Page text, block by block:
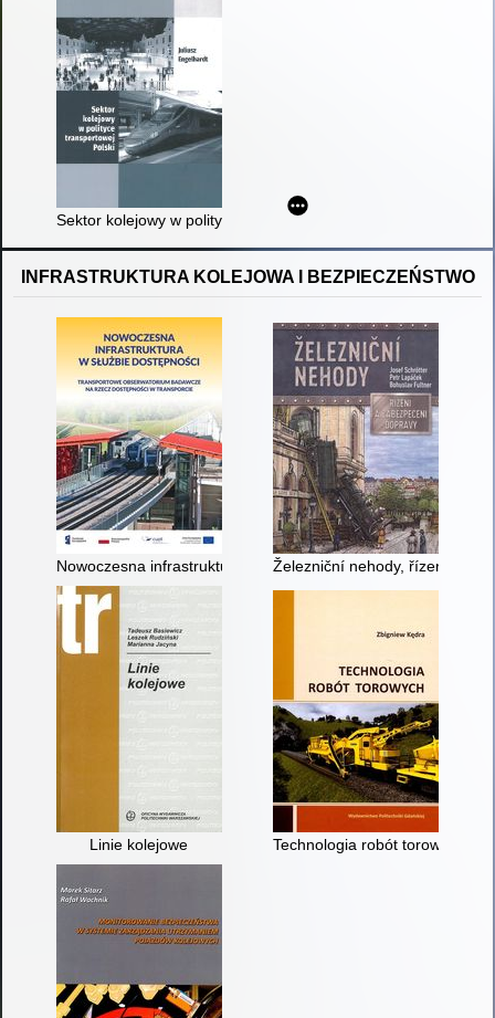
Sektor kolejowy w polityce transportowej Polski
INFRASTRUKTURA KOLEJOWA I BEZPIECZEŃSTWO
Nowoczesna infrastruktura w służbie dostępności :
Železniční nehody, řízení a
Linie kolejowe Technologia robót torowych